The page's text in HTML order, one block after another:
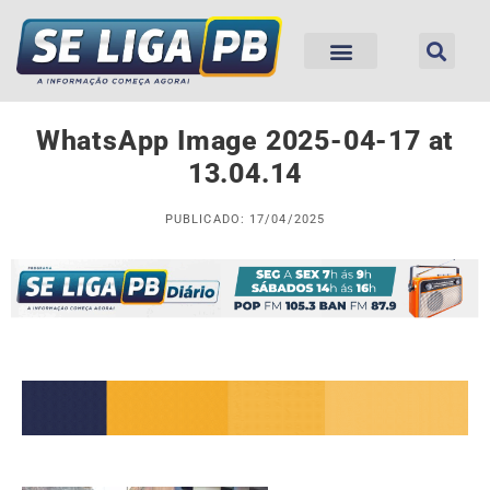
WhatsApp Image 2025-04-17 at
13.04.14
PUBLICADO: 17/04/2025